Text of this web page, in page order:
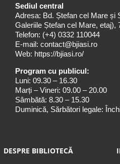
Sediul central
Adresa: Bd. Ștefan cel Mare și
Galeriile Ștefan cel Mare, etaj),
Telefon: (+4) 0332 110044
E-mail: contact@bjiasi.ro
Web: https://bjiasi.ro/
Program cu publicul:
Luni: 09.30 – 16.30
Marți – Vineri: 09.00 – 20.00
Sâmbătă: 8.30 – 15.30
Duminică, Sărbători legale:
DESPRE BIBLIOTECĂ